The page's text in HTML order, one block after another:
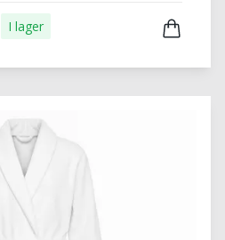
I lager